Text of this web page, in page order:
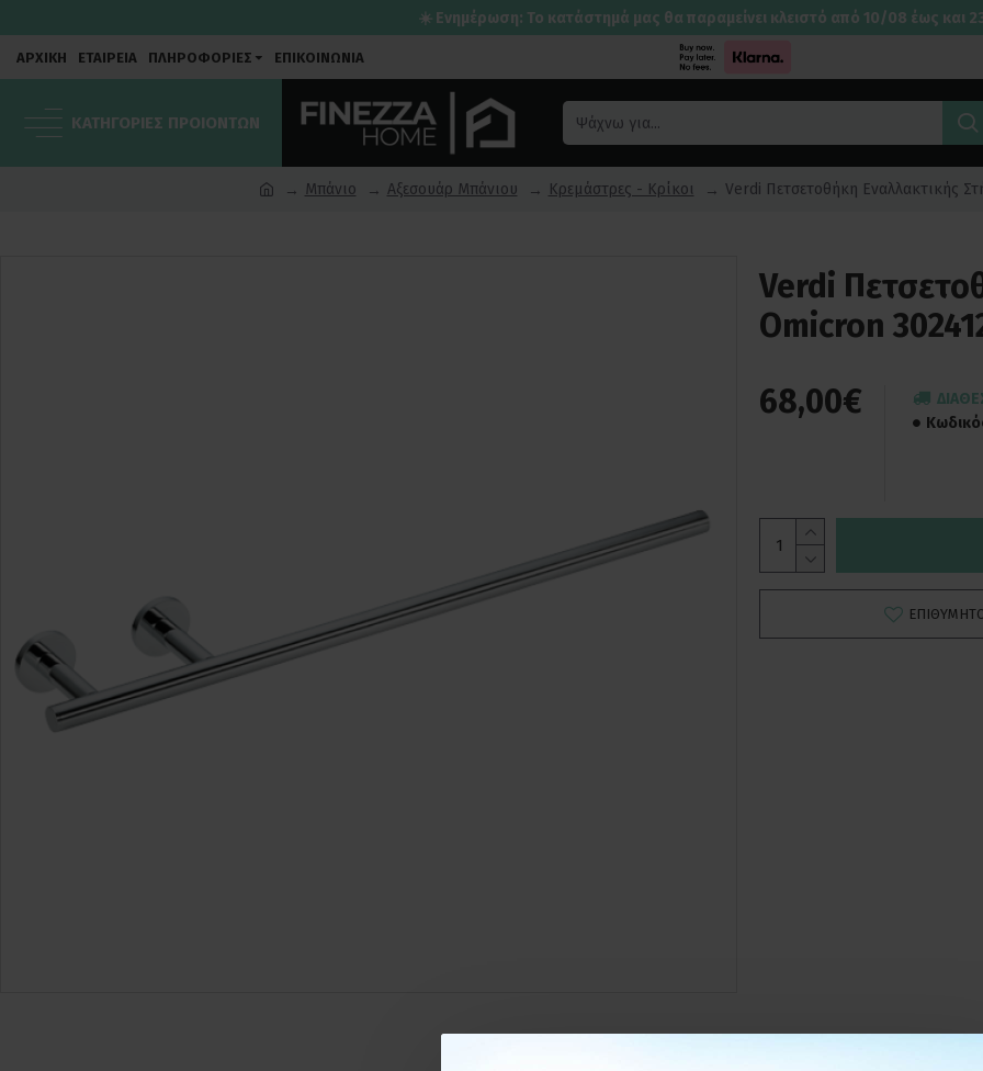
☀️ Ενημέρωση: Το κατάστημά μας θα παραμείνει κλειστό από 10/08 έως και
ΑΡΧΙΚΗ ΕΤΑΙΡΕΙΑ ΠΛΗΡΟΦΟΡΙΕΣ ΕΠΙΚΟΙΝΩΝΙΑ
ΚΑΤΗΓΟΡΙΕΣ ΠΡΟΙΟΝΤΩΝ
Μπάνιο Αξεσουάρ Μπάνιου Κρεμάστρες - Κρίκοι Verdi Πετσετοθήκη Εναλλακτικής
Verdi
Omicron
68,00€